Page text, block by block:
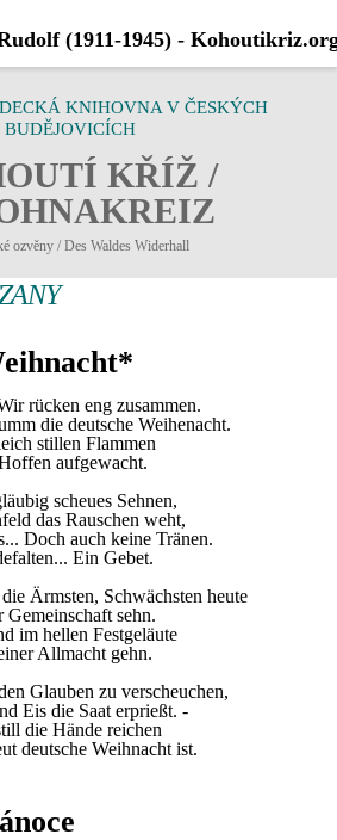
KNIHOVNA V ČESKÝCH
BUDĚJOVICÍCH
KŘÍŽ /
ozvěny / Des Waldes Widerhall
rücken eng zusammen.
die deutsche Weihenacht.
stillen Flammen
aufgewacht.
scheues Sehnen,
das Rauschen weht,
Doch auch keine Tränen.
Ein Gebet.
Ärmsten, Schwächsten heute
sehn.
im hellen Festgeläute
Allmacht gehn.
Glauben zu verscheuchen,
Eis die Saat erprießt. -
die Hände reichen
deutsche Weihnacht ist.
(1911-1945) -